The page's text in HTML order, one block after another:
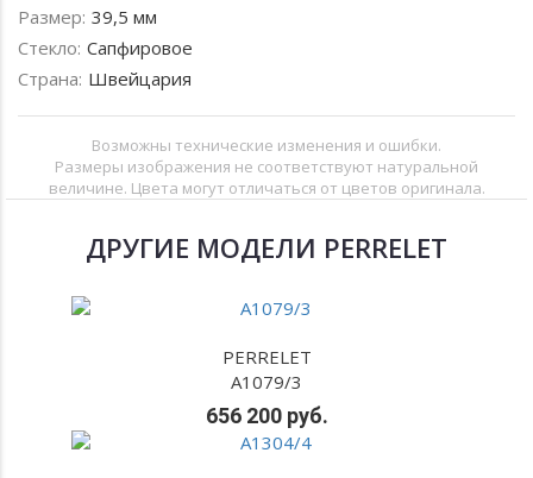
Размер: 39,5 мм
Стекло: Сапфировое
Страна: Швейцария
Возможны технические изменения и ошибки.
Размеры изображения не соответствуют натуральной
величине. Цвета могут отличаться от цветов оригинала.
ДРУГИЕ МОДЕЛИ PERRELET
PERRELET
A1079/3
656 200 руб.